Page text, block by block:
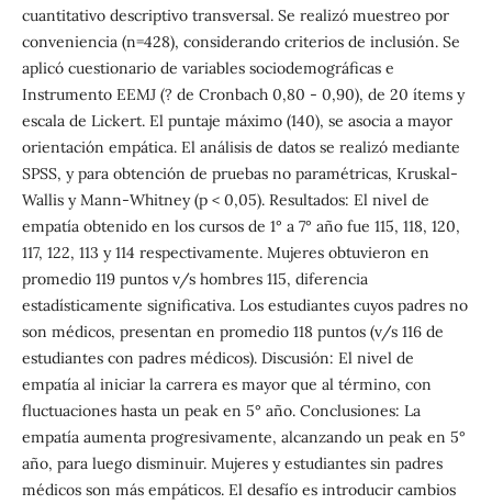
cuantitativo descriptivo transversal. Se realizó muestreo por
conveniencia (n=428), considerando criterios de inclusión. Se
aplicó cuestionario de variables sociodemográficas e
Instrumento EEMJ (? de Cronbach 0,80 - 0,90), de 20 ítems y
escala de Lickert. El puntaje máximo (140), se asocia a mayor
orientación empática. El análisis de datos se realizó mediante
SPSS, y para obtención de pruebas no paramétricas, Kruskal-
Wallis y Mann-Whitney (p < 0,05). Resultados: El nivel de
empatía obtenido en los cursos de 1° a 7° año fue 115, 118, 120,
117, 122, 113 y 114 respectivamente. Mujeres obtuvieron en
promedio 119 puntos v/s hombres 115, diferencia
estadísticamente significativa. Los estudiantes cuyos padres no
son médicos, presentan en promedio 118 puntos (v/s 116 de
estudiantes con padres médicos). Discusión: El nivel de
empatía al iniciar la carrera es mayor que al término, con
fluctuaciones hasta un peak en 5° año. Conclusiones: La
empatía aumenta progresivamente, alcanzando un peak en 5°
año, para luego disminuir. Mujeres y estudiantes sin padres
médicos son más empáticos. El desafío es introducir cambios